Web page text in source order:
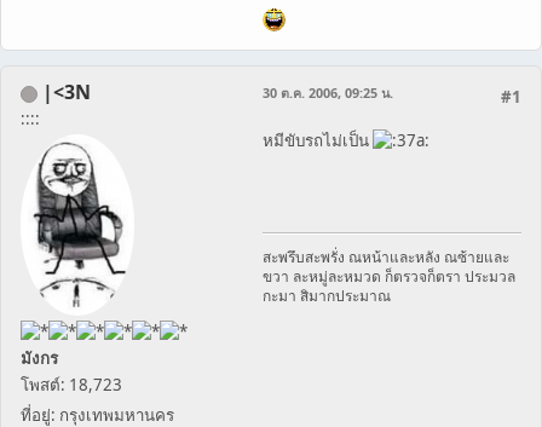
|<3N
::::
มังกร
โพสต์: 18,723
ที่อยู่: กรุงเทพมหานคร
#1
30 ต.ค. 2006, 09:25 น.
หมีขับรถไม่เป็น
สะพรึบสะพรั่ง ณหน้าและหลัง ณซ้ายและ
ขวา ละหมู่ละหมวด ก็ตรวจก็ตรา ประมวล
กะมา สิมากประมาณ